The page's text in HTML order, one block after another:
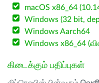
macOS x86_64
Windows (32 bit,
Windows Aarch64
Windows x86_64
கிடைக்கும் பதிப்புகள்